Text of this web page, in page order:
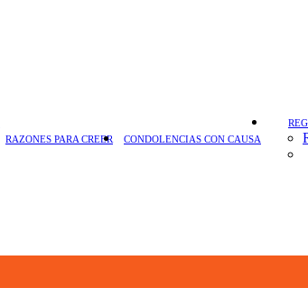
RAZONES PARA CREER CONDOLENCIAS CON CAUSA